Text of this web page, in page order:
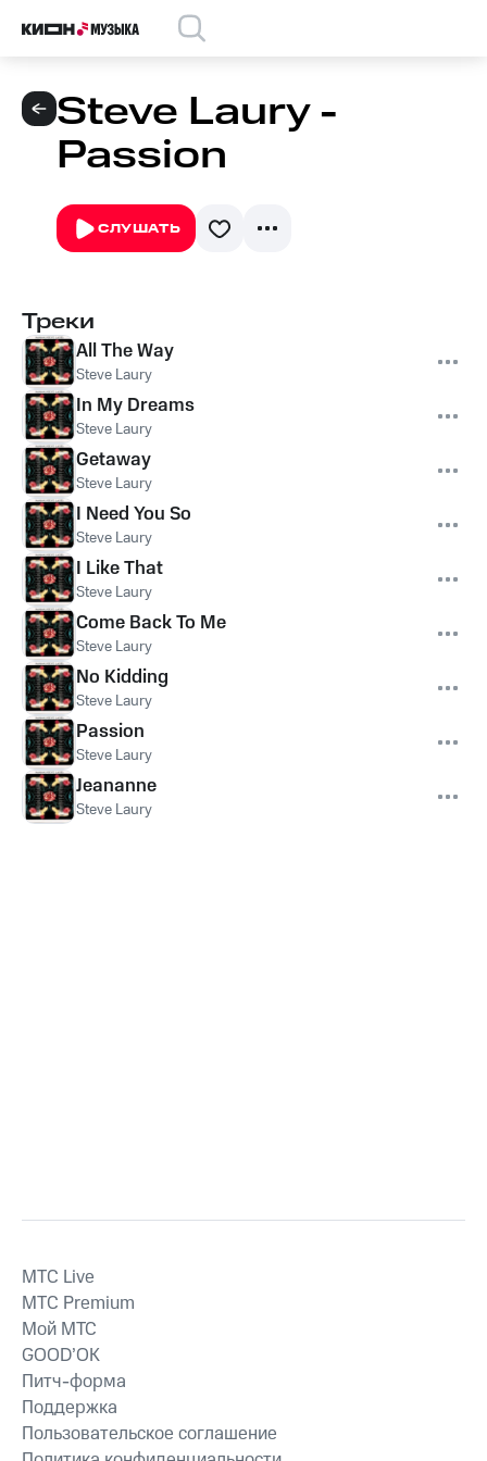
Steve Laury -
Passion
СЛУШАТЬ
Треки
All The Way
Steve Laury
In My Dreams
Steve Laury
Getaway
Steve Laury
I Need You So
Steve Laury
I Like That
Steve Laury
Come Back To Me
Steve Laury
No Kidding
Steve Laury
Passion
Steve Laury
Jeananne
Steve Laury
MTС Live
MTС Premium
Мой МТС
GOOD’OK
Питч-форма
Поддержка
Пользовательское соглашение